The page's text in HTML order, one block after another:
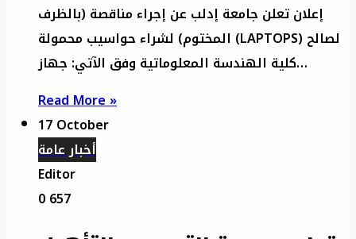
إعلان تعلن جامعة إدلب عن إجراء مناقصة (بالظرف
المختوم) لشراء حواسيب محمولة (LAPTOPS) لصالح
كلية الهندسة المعلوماتية وفق الآتي: جهاز…
Read More »
17 October
أخبار عامة
Editor
0657